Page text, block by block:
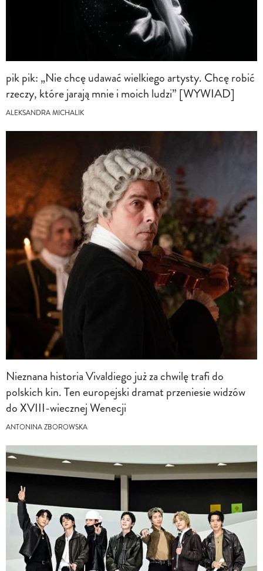
pik pik: „Nie chcę udawać wielkiego artysty. Chcę robić
rzeczy, które jarają mnie i moich ludzi” [WYWIAD]
ALEKSANDRA MICHALIK
Nieznana historia Vivaldiego już za chwilę trafi do
polskich kin. Ten europejski dramat przeniesie widzów
do XVIII-wiecznej Wenecji
ANTONINA ZBOROWSKA